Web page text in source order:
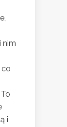
nim
co
i